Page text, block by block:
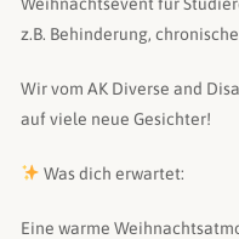
z.B. Behinderung,
Wir vom AK Diverse and
auf viele neue Gesichter!
Was dich erwartet:
Eine warme